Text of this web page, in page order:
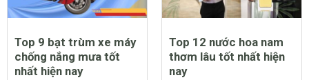
Top 9 bạt trùm xe máy
chống nắng mưa tốt
nhất hiện nay
Top 12 nước hoa nam
thơm lâu tốt nhất hiện
nay